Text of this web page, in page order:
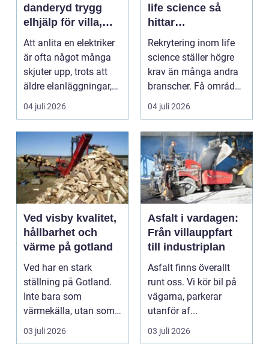
danderyd trygg
elhjälp för villa,
lägenhet och
företag
Att anlita en elektriker
är ofta något många
skjuter upp, trots att
äldre elanläggningar,
provisoris...
04 juli 2026
life science så
hittar
verksamheter rätt
kompetens
Rekrytering inom life
science ställer högre
krav än många andra
branscher. Få områden
kombinerar så ...
04 juli 2026
Ved visby kvalitet,
hållbarhet och
värme på gotland
Ved har en stark
ställning på Gotland.
Inte bara som
värmekälla, utan som
en del av vardagen. I
mång...
03 juli 2026
Asfalt i vardagen:
Från villauppfart
till industriplan
Asfalt finns överallt
runt oss. Vi kör bil på
vägarna, parkerar
utanför af...
03 juli 2026